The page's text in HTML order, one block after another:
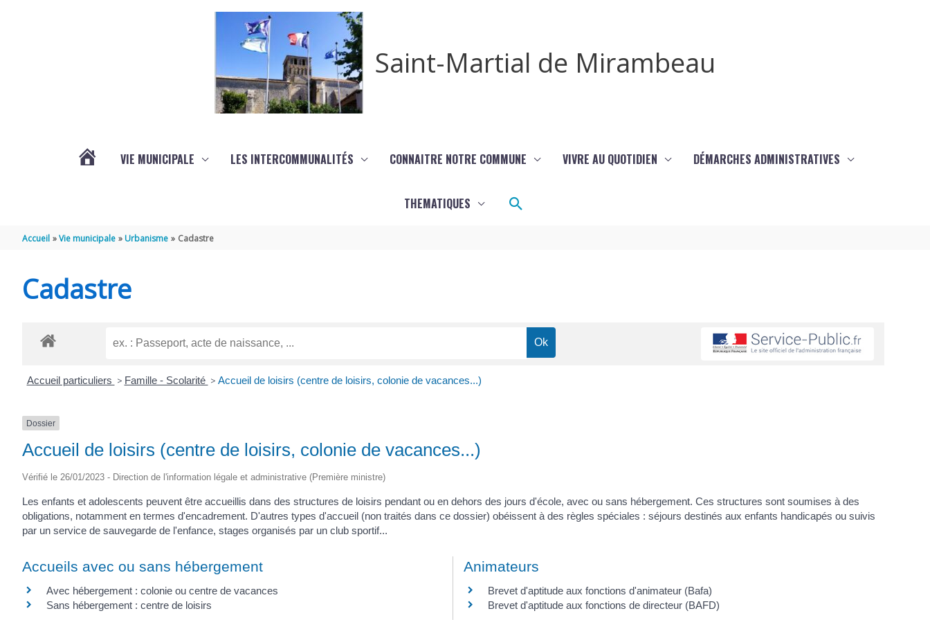
Saint-Martial de Mirambeau
VIE MUNICIPALE LES INTERCOMMUNALITÉS CONNAITRE NOTRE COMMUNE VIVRE AU QUOTIDIEN DÉMARCHES ADMINISTRATIVES
THEMATIQUES Rechercher
Accueil Vie municipale Urbanisme Cadastre
Cadastre
Accueil particuliers > Famille - Scolarité > Accueil de loisirs (centre de loisirs, colonie de vacances...)
Dossier
Accueil de loisirs (centre de loisirs, colonie de vacances...)
Vérifié le 26/01/2023 - Direction de l'information légale et administrative (Première ministre)
Les enfants et adolescents peuvent être accueillis dans des structures de loisirs pendant ou en dehors des jours d'école, avec ou sans hébergement. Ces structures sont soumises à des
obligations, notamment en termes d'encadrement. D'autres types d'accueil (non traités dans ce dossier) obéissent à des règles spéciales : séjours destinés aux enfants handicapés ou suivis
par un service de sauvegarde de l'enfance, stages organisés par un club sportif...
Accueils avec ou sans hébergement
Avec hébergement : colonie ou centre de vacances
Sans hébergement : centre de loisirs
Animateurs
Brevet d'aptitude aux fonctions d'animateur (Bafa)
Brevet d'aptitude aux fonctions de directeur (BAFD)